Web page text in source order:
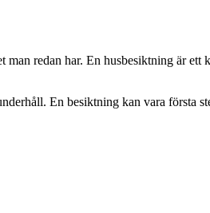
redan har. En husbesiktning är
En besiktning kan vara första